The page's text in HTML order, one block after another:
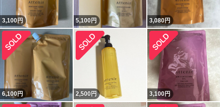
3,100円 5,100円 3,080円
6,100円 2,500 円 3,100円